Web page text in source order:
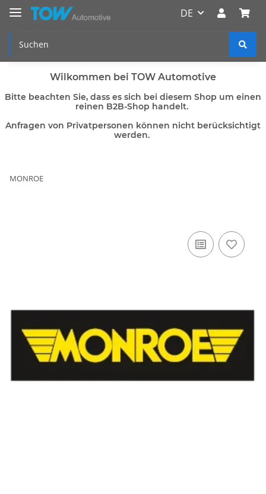
DE
Wilkommen bei TOW Automotive
Bitte beachten Sie, dass es sich bei diesem Shop um einen
reinen B2B-Shop handelt.
Anfragen von Privatpersonen können nicht berücksichtigt
werden.
MONROE